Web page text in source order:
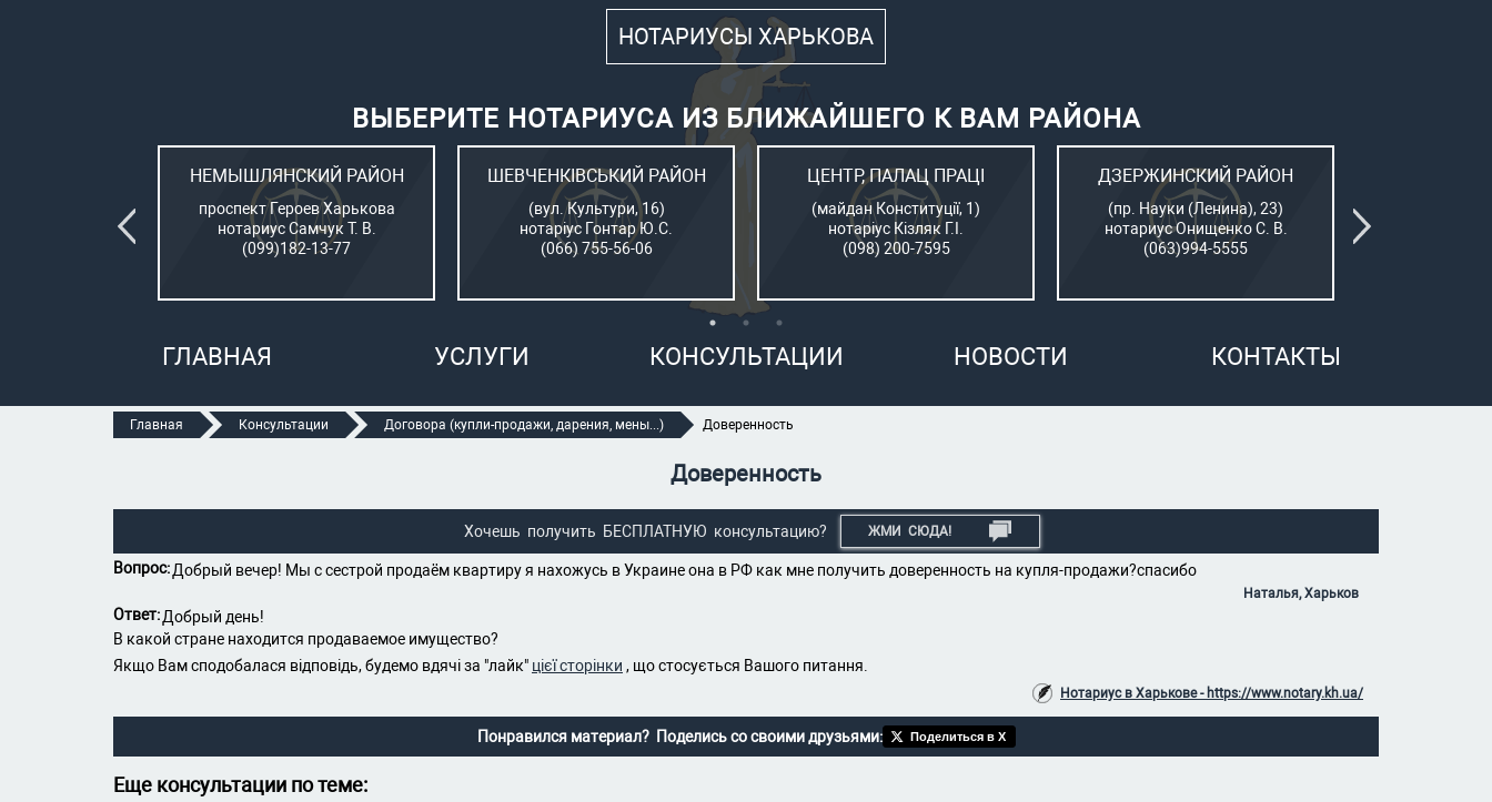
НОТАРИУСЫ ХАРЬКОВА
ВЫБЕРИТЕ НОТАРИУСА ИЗ БЛИЖАЙШЕГО К ВАМ РАЙОНА
НЕМЫШЛЯНСКИЙ РАЙОН
проспект Героев Харькова
нотариус Самчук Т. В.
(099)182-13-77
ШЕВЧЕНКІВСЬКИЙ РАЙОН
(вул. Культури, 16)
нотаріус Гонтар Ю.С.
(066) 755-56-06
ЦЕНТР, ПАЛАЦ ПРАЦІ
(майдан Конституції, 1)
нотаріус Кізляк Г.І.
(098) 200-7595
ДЗЕРЖИНСКИЙ РАЙОН
(пр. Науки (Ленина), 23)
нотариус Онищенко С. В.
(063)994-5555
ГЛАВНАЯ УСЛУГИ КОНСУЛЬТАЦИИ НОВОСТИ КОНТАКТЫ
Главная Консультации Договора (купли-продажи, дарения, мены...) Доверенность
Доверенность
Хочешь получить БЕСПЛАТНУЮ консультацию? ЖМИ СЮДА!
Вопрос:Добрый вечер! Мы с сестрой продаём квартиру я нахожусь в Украине она в РФ как мне получить доверенность на купля-продажи?спасибо
Наталья, Харьков
Ответ:Добрый день!
В какой стране находится продаваемое имущество?
Якщо Вам сподобалася відповідь, будемо вдячі за "лайк" цієї сторінки , що стосується Вашого питання.
Нотариус в Харькове - https://www.notary.kh.ua/
Понравился материал? Поделись со своими друзьями: Поделиться в X
Еще консультации по теме: